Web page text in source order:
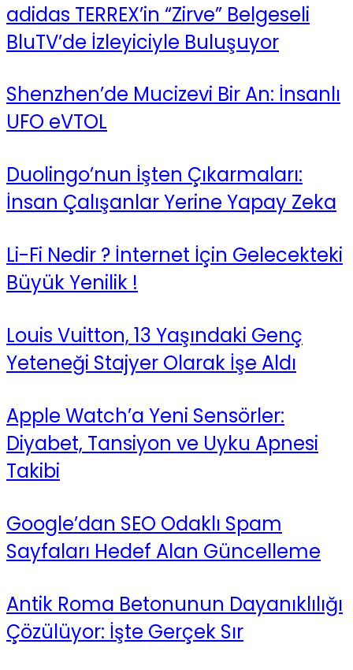
adidas TERREX’in “Zirve” Belgeseli
BluTV’de İzleyiciyle Buluşuyor
Shenzhen’de Mucizevi Bir An: İnsanlı
UFO eVTOL
Duolingo’nun İşten Çıkarmaları:
İnsan Çalışanlar Yerine Yapay Zeka
Li-Fi Nedir ? İnternet İçin Gelecekteki
Büyük Yenilik !
Louis Vuitton, 13 Yaşındaki Genç
Yeteneği Stajyer Olarak İşe Aldı
Apple Watch’a Yeni Sensörler:
Diyabet, Tansiyon ve Uyku Apnesi
Takibi
Google’dan SEO Odaklı Spam
Sayfaları Hedef Alan Güncelleme
Antik Roma Betonunun Dayanıklılığı
Çözülüyor: İşte Gerçek Sır